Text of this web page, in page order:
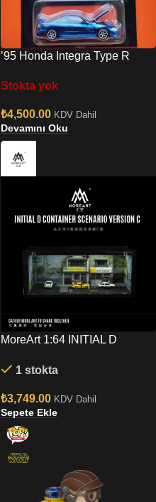
’95 Honda Integra Type R
2025)
Stokta yok
₺4,500.00 KDV Dahil
Devamını Oku
MoreArt 1:64 INITIAL D
VERSION C MO400204
1 stokta
₺3,749.00 KDV Dahil
Sepete Ekle